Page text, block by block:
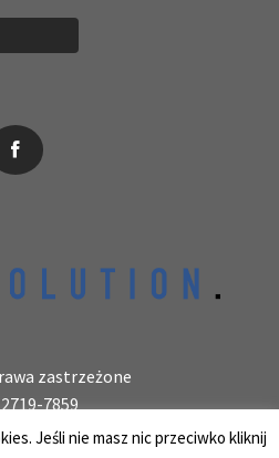
zastrzeżone
7859
Krzysztof Wołowiec
Jeśli nie masz nic przeciwko kliknij